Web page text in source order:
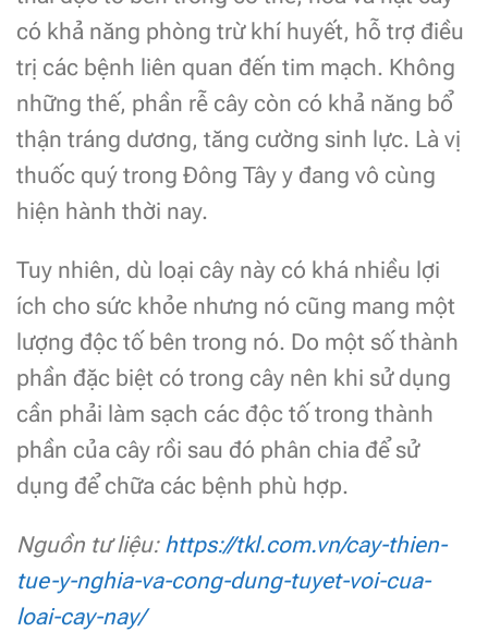
có khả năng phòng trừ khí huyết, hỗ trợ điều
trị các bệnh liên quan đến tim mạch. Không
những thế, phần rễ cây còn có khả năng bổ
thận tráng dương, tăng cường sinh lực. Là vị
thuốc quý trong Đông Tây y đang vô cùng
hiện hành thời nay.
Tuy nhiên, dù loại cây này có khá nhiều lợi
ích cho sức khỏe nhưng nó cũng mang một
lượng độc tố bên trong nó. Do một số thành
phần đặc biệt có trong cây nên khi sử dụng
cần phải làm sạch các độc tố trong thành
phần của cây rồi sau đó phân chia để sử
dụng để chữa các bệnh phù hợp.
Nguồn tư liệu: https://tkl.com.vn/cay-thien-
tue-y-nghia-va-cong-dung-tuyet-voi-cua-
loai-cay-nay/